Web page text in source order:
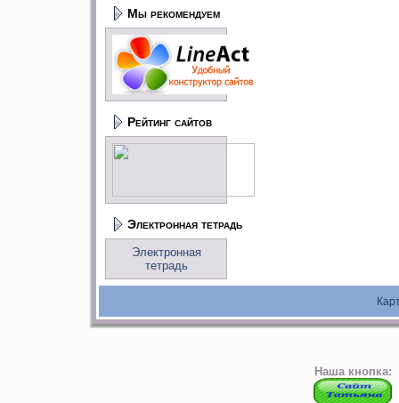
Мы рекомендуем
Рейтинг сайтов
Электронная тетрадь
Электронная
тетрадь
Наша кнопка: